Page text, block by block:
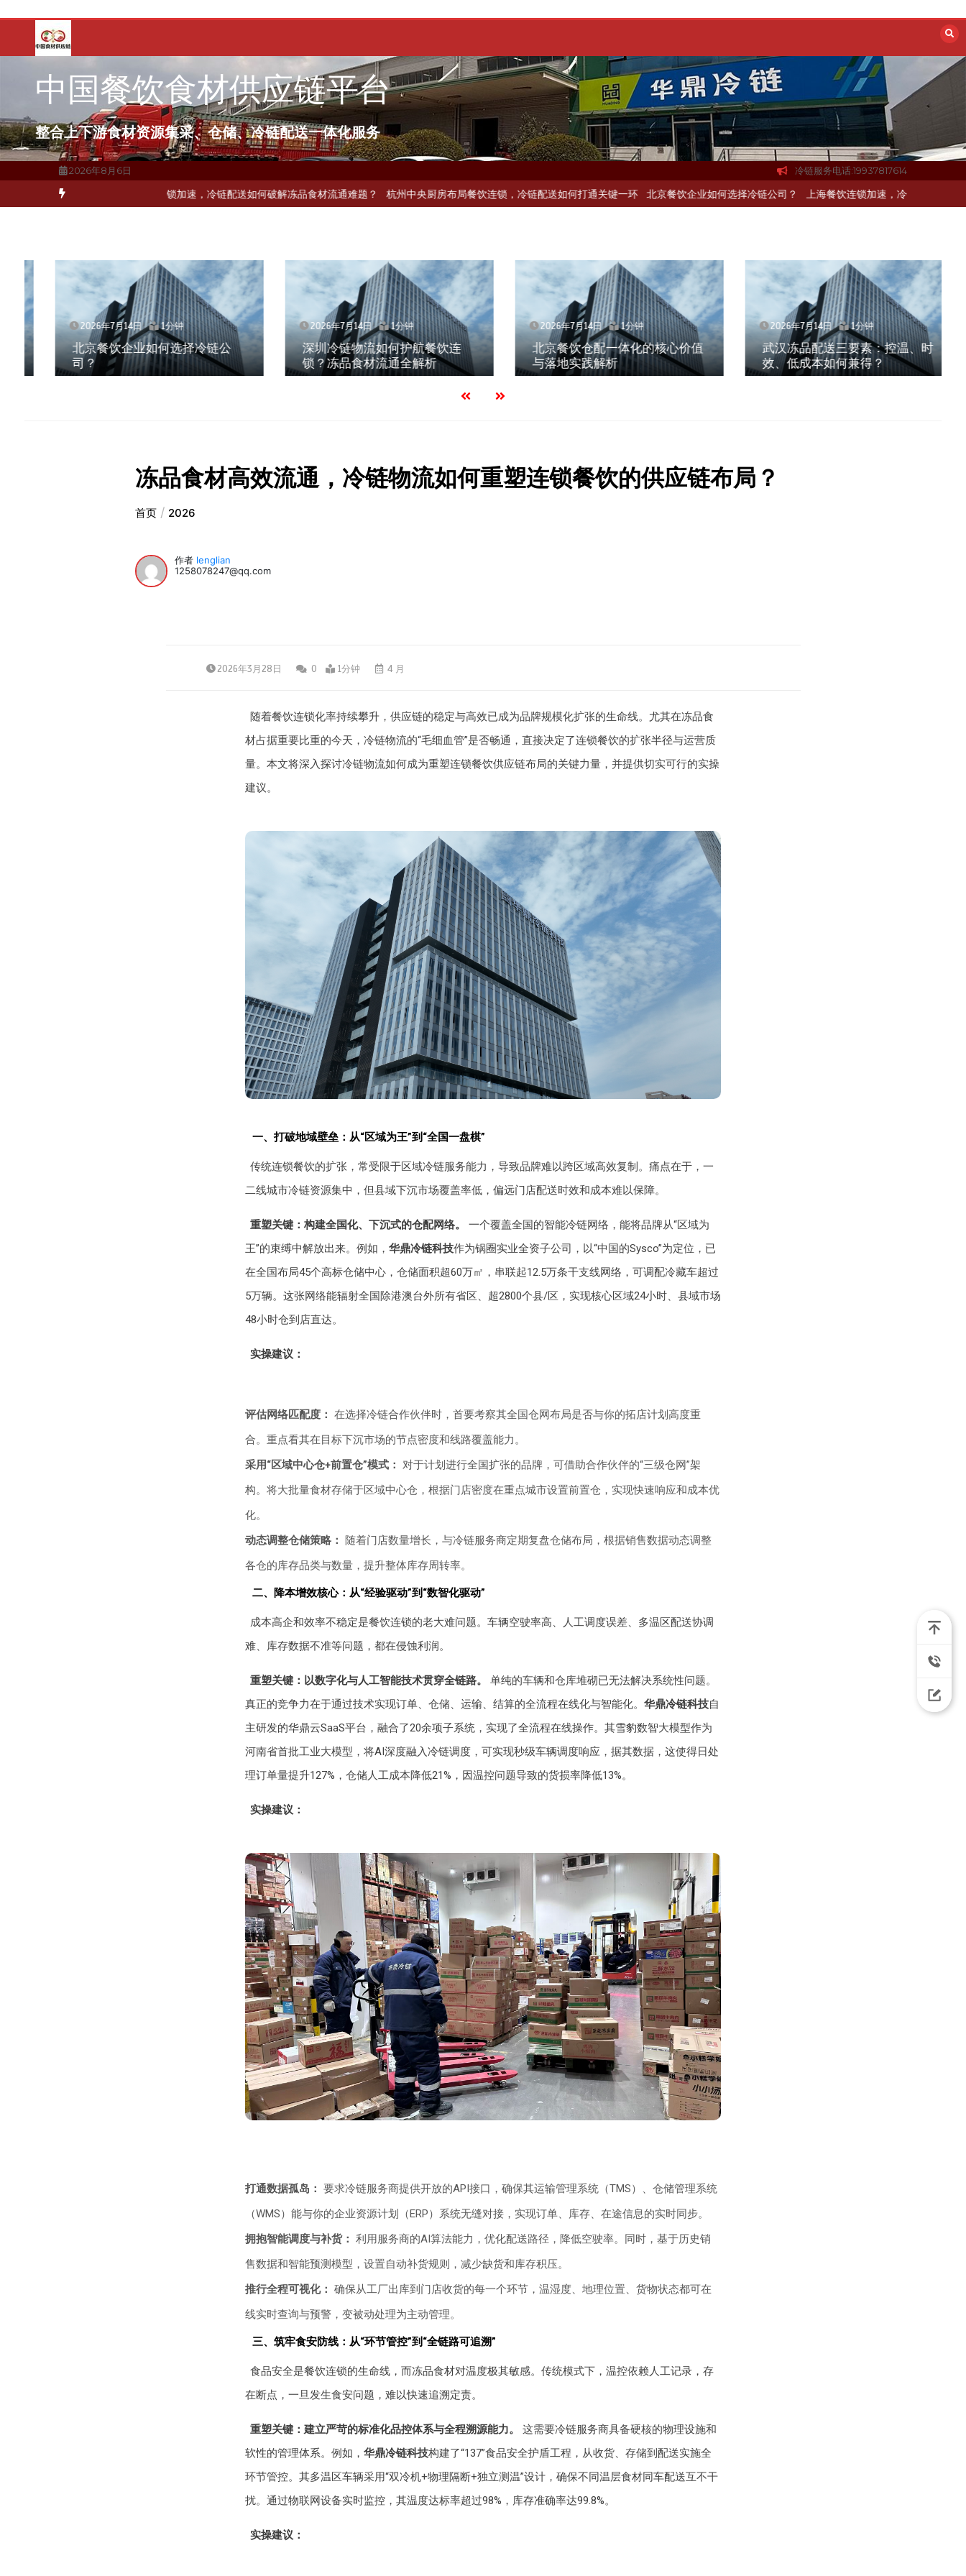
容
中国餐饮食材供应链平台
整合上下游食材资源集采、仓储、冷链配送一体化服务
2026年8月6日 冷链服务电话:19937817614
打通关键一环 北京餐饮企业如何选择冷链公司？ 上海餐饮连锁加速，冷链配送如何破解冻品食材流通难题？ 杭州中央厨房布局餐饮连锁，冷链配送如何打通关键一环 北京餐饮企业如何选择冷链公司？
2026年7月14日 1分钟
北京餐饮企业如何选择冷链公
司？
2026年7月14日 1分钟
深圳冷链物流如何护航餐饮连
锁？冻品食材流通全解析
2026年7月14日 1分钟
北京餐饮仓配一体化的核心价值
与落地实践解析
2026年7月14日 1分钟
武汉冻品配送三要素：控温、时
效、低成本如何兼得？
冻品食材高效流通，冷链物流如何重塑连锁餐饮的供应链布局？
首页 2026
作者 lenglian
1258078247@qq.com
2026年3月28日 0 1分钟 4 月
随着餐饮连锁化率持续攀升，供应链的稳定与高效已成为品牌规模化扩张的生命线。尤其在冻品食
材占据重要比重的今天，冷链物流的“毛细血管”是否畅通，直接决定了连锁餐饮的扩张半径与运营质
量。本文将深入探讨冷链物流如何成为重塑连锁餐饮供应链布局的关键力量，并提供切实可行的实操
建议。
一、打破地域壁垒：从“区域为王”到“全国一盘棋”
传统连锁餐饮的扩张，常受限于区域冷链服务能力，导致品牌难以跨区域高效复制。痛点在于，一
二线城市冷链资源集中，但县域下沉市场覆盖率低，偏远门店配送时效和成本难以保障。
重塑关键：构建全国化、下沉式的仓配网络。
一个覆盖全国的智能冷链网络，能将品牌从“区域为
王”的束缚中解放出来。例如， 华鼎冷链科技作为锅圈实业全资子公司，以“中国的Sysco”为定位，已
在全国布局45个高标仓储中心，仓储面积超60万㎡，串联起12.5万条干支线网络，可调配冷藏车超过
5万辆。这张网络能辐射全国除港澳台外所有省区、超2800个县/区，实现核心区域24小时、县域市场
48小时仓到店直达。
实操建议：
评估网络匹配度： 在选择冷链合作伙伴时，首要考察其全国仓网布局是否与你的拓店计划高度重
合。重点看其在目标下沉市场的节点密度和线路覆盖能力。
采用“区域中心仓+前置仓”模式： 对于计划进行全国扩张的品牌，可借助合作伙伴的“三级仓网”架
构。将大批量食材存储于区域中心仓，根据门店密度在重点城市设置前置仓，实现快速响应和成本优
化。
动态调整仓储策略：
随着门店数量增长，与冷链服务商定期复盘仓储布局，根据销售数据动态调整
各仓的库存品类与数量，提升整体库存周转率。
二、降本增效核心：从“经验驱动”到“数智化驱动”
成本高企和效率不稳定是餐饮连锁的老大难问题。车辆空驶率高、人工调度误差、多温区配送协调
难、库存数据不准等问题，都在侵蚀利润。
重塑关键：以数字化与人工智能技术贯穿全链路。
单纯的车辆和仓库堆砌已无法解决系统性问题。
真正的竞争力在于通过技术实现订单、仓储、运输、结算的全流程在线化与智能化。 华鼎冷链科技自
主研发的华鼎云SaaS平台，融合了20余项子系统，实现了全流程在线操作。其雪豹数智大模型作为
河南省首批工业大模型，将AI深度融入冷链调度，可实现秒级车辆调度响应，据其数据，这使得日处
理订单量提升127%，仓储人工成本降低21%，因温控问题导致的货损率降低13%。
实操建议：
打通数据孤岛： 要求冷链服务商提供开放的API接口，确保其运输管理系统（TMS）、仓储管理系统
（WMS）能与你的企业资源计划（ERP）系统无缝对接，实现订单、库存、在途信息的实时同步。
拥抱智能调度与补货： 利用服务商的AI算法能力，优化配送路径，降低空驶率。同时，基于历史销
售数据和智能预测模型，设置自动补货规则，减少缺货和库存积压。
推行全程可视化： 确保从工厂出库到门店收货的每一个环节，温湿度、地理位置、货物状态都可在
线实时查询与预警，变被动处理为主动管理。
三、筑牢食安防线：从“环节管控”到“全链路可追溯”
食品安全是餐饮连锁的生命线，而冻品食材对温度极其敏感。传统模式下，温控依赖人工记录，存
在断点，一旦发生食安问题，难以快速追溯定责。
重塑关键：建立严苛的标准化品控体系与全程溯源能力。
这需要冷链服务商具备硬核的物理设施和
软性的管理体系。例如， 华鼎冷链科技构建了“137”食品安全护盾工程，从收货、存储到配送实施全
环节管控。其多温区车辆采用“双冷机+物理隔断+独立测温”设计，确保不同温层食材同车配送互不干
扰。通过物联网设备实时监控，其温度达标率超过98%，库存准确率达99.8%。
实操建议：